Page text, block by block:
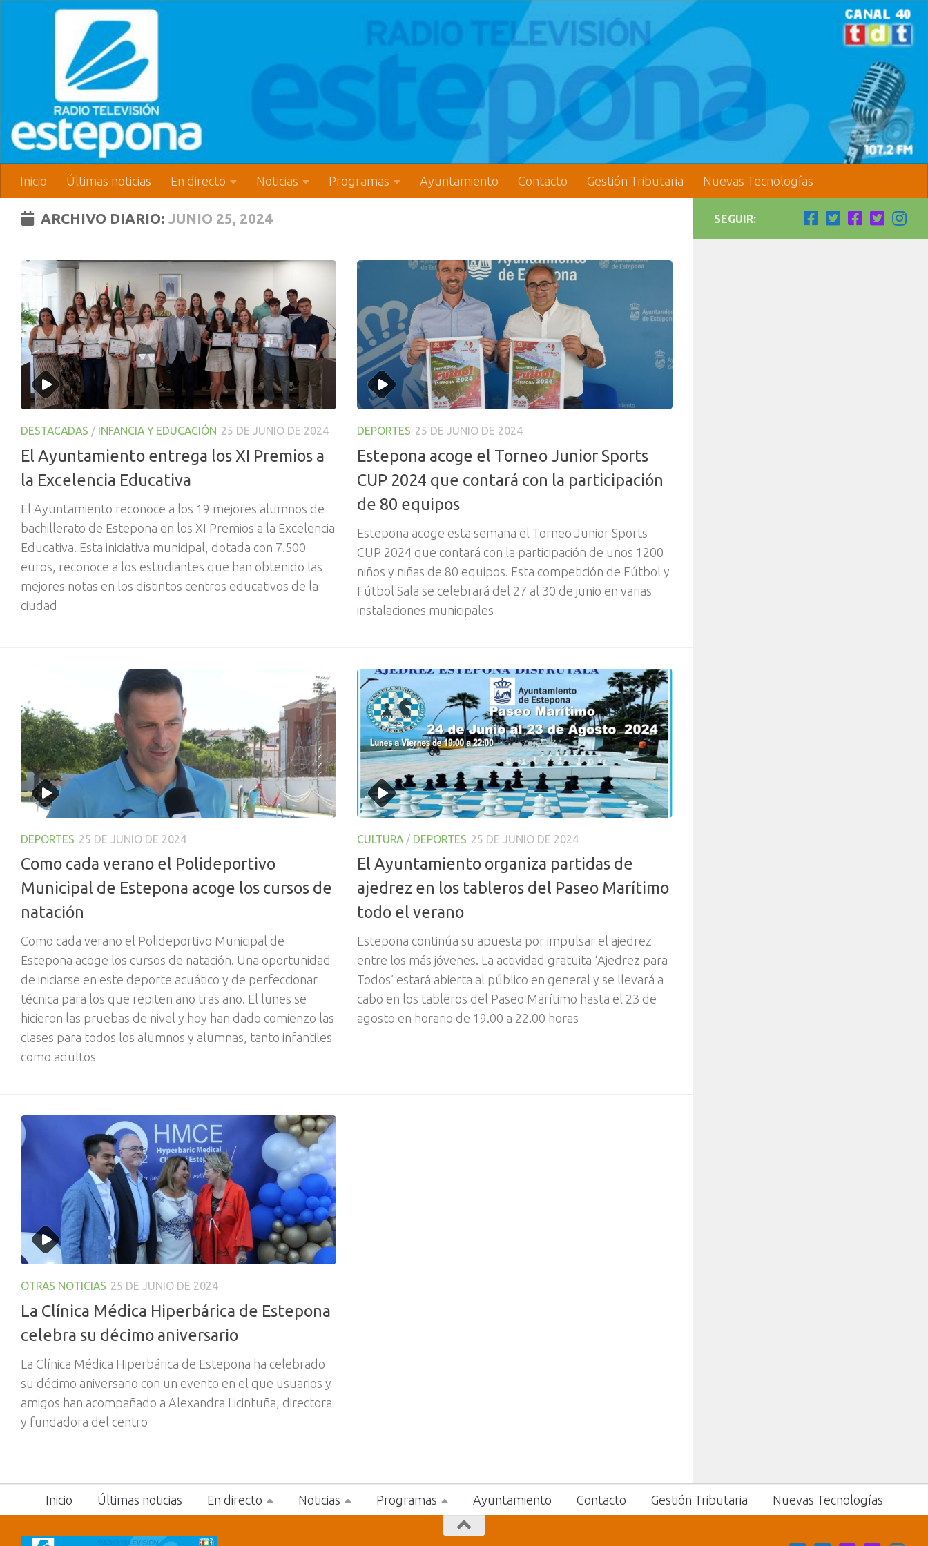
Inicio Últimas noticias En directo Noticias Programas Ayuntamiento Contacto Gestión Tributaria Nuevas Tecnologías
ARCHIVO DIARIO: JUNIO 25, 2024
DESTACADAS / INFANCIA Y EDUCACIÓN 25 DE JUNIO DE 2024
El Ayuntamiento entrega los XI Premios a
la Excelencia Educativa
El Ayuntamiento reconoce a los 19 mejores alumnos de
bachillerato de Estepona en los XI Premios a la Excelencia
Educativa. Esta iniciativa municipal, dotada con 7.500
euros, reconoce a los estudiantes que han obtenido las
mejores notas en los distintos centros educativos de la
ciudad
DEPORTES 25 DE JUNIO DE 2024
Estepona acoge el Torneo Junior Sports
CUP 2024 que contará con la participación
de 80 equipos
Estepona acoge esta semana el Torneo Junior Sports
CUP 2024 que contará con la participación de unos 1200
niños y niñas de 80 equipos. Esta competición de Fútbol y
Fútbol Sala se celebrará del 27 al 30 de junio en varias
instalaciones municipales
DEPORTES 25 DE JUNIO DE 2024
Como cada verano el Polideportivo
Municipal de Estepona acoge los cursos de
natación
Como cada verano el Polideportivo Municipal de
Estepona acoge los cursos de natación. Una oportunidad
de iniciarse en este deporte acuático y de perfeccionar
técnica para los que repiten año tras año. El lunes se
hicieron las pruebas de nivel y hoy han dado comienzo las
clases para todos los alumnos y alumnas, tanto infantiles
como adultos
CULTURA / DEPORTES 25 DE JUNIO DE 2024
El Ayuntamiento organiza partidas de
ajedrez en los tableros del Paseo Marítimo
todo el verano
Estepona continúa su apuesta por impulsar el ajedrez
entre los más jóvenes. La actividad gratuita ‘Ajedrez para
Todos’ estará abierta al público en general y se llevará a
cabo en los tableros del Paseo Marítimo hasta el 23 de
agosto en horario de 19.00 a 22.00 horas
OTRAS NOTICIAS 25 DE JUNIO DE 2024
La Clínica Médica Hiperbárica de Estepona
celebra su décimo aniversario
La Clínica Médica Hiperbárica de Estepona ha celebrado
su décimo aniversario con un evento en el que usuarios y
amigos han acompañado a Alexandra Licintuña, directora
y fundadora del centro
SEGUIR:
Inicio Últimas noticias En directo Noticias Programas Ayuntamiento Contacto Gestión Tributaria Nuevas Tecnologías